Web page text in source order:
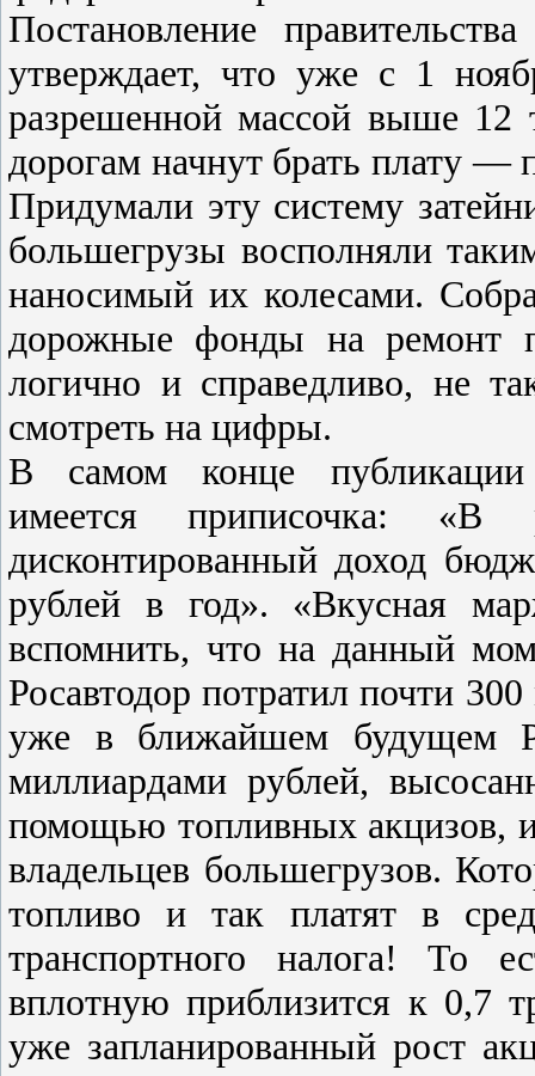
Постановление
утверждает, что уже с 1
разрешенной массой выше 12
дорогам начнут брать плату —
Придумали эту систему
большегрузы восполняли
наносимый их колесами.
дорожные фонды на ремонт
логично и справедливо, не
смотреть на цифры.
В самом конце публикации
имеется приписочка: «В
дисконтированный доход
рублей в год». «Вкусная
вспомнить, что на данный
Росавтодор потратил почти
уже в ближайшем будущем
миллиардами рублей,
помощью топливных акцизов,
владельцев большегрузов.
топливо и так платят в
транспортного налога! То
вплотную приблизится к 0,7
уже запланированный рост